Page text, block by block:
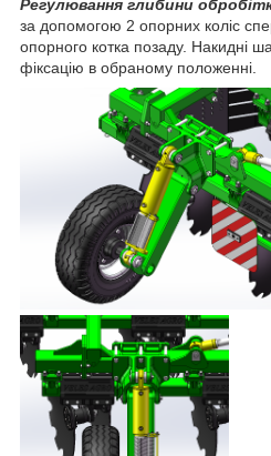
Регулювання глибини
за допомогою 2 опорних коліс
опорного котка позаду. Накидні
фіксацію в обраному положенні.